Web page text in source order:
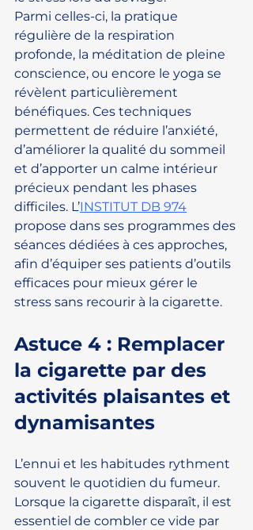
Parmi celles-ci, la pratique
régulière de la respiration
profonde, la méditation de pleine
conscience, ou encore le yoga se
révèlent particulièrement
bénéfiques. Ces techniques
permettent de réduire l’anxiété,
d’améliorer la qualité du sommeil
et d’apporter un calme intérieur
précieux pendant les phases
difficiles. L’INSTITUT DB 974
propose dans ses programmes des
séances dédiées à ces approches,
afin d’équiper ses patients d’outils
efficaces pour mieux gérer le
stress sans recourir à la cigarette.
Astuce 4 : Remplacer
la cigarette par des
activités plaisantes et
dynamisantes
L’ennui et les habitudes rythment
souvent le quotidien du fumeur.
Lorsque la cigarette disparaît, il est
essentiel de combler ce vide par